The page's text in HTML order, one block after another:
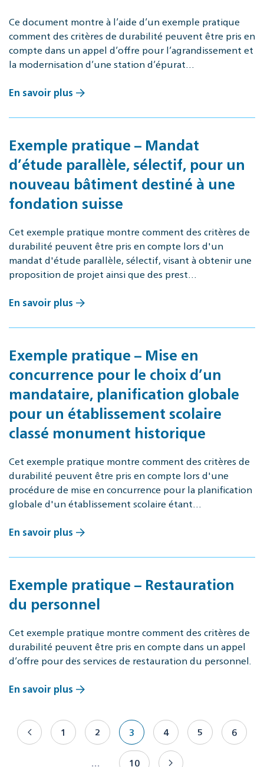
Ce document montre à l’aide d’un exemple pratique
comment des critères de durabilité peuvent être pris en
compte dans un appel d’offre pour l’agrandissement et
la modernisation d’une station d’épurat…
En savoir plus
Exemple pratique – Mandat
d’étude parallèle, sélectif, pour un
nouveau bâtiment destiné à une
fondation suisse
Cet exemple pratique montre comment des critères de
durabilité peuvent être pris en compte lors d'un
mandat d'étude parallèle, sélectif, visant à obtenir une
proposition de projet ainsi que des prest…
En savoir plus
Exemple pratique – Mise en
concurrence pour le choix d’un
mandataire, planification globale
pour un établissement scolaire
classé monument historique
Cet exemple pratique montre comment des critères de
durabilité peuvent être pris en compte lors d'une
procédure de mise en concurrence pour la planification
globale d'un établissement scolaire étant…
En savoir plus
Exemple pratique – Restauration
du personnel
Cet exemple pratique montre comment des critères de
durabilité peuvent être pris en compte dans un appel
d’offre pour des services de restauration du personnel.
En savoir plus
1 2 3 4 5 6
… 10